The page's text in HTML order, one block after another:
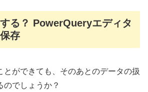
る？ PowerQueryエディタ
存
とができても、そのあとのデータの扱
のでしょうか？